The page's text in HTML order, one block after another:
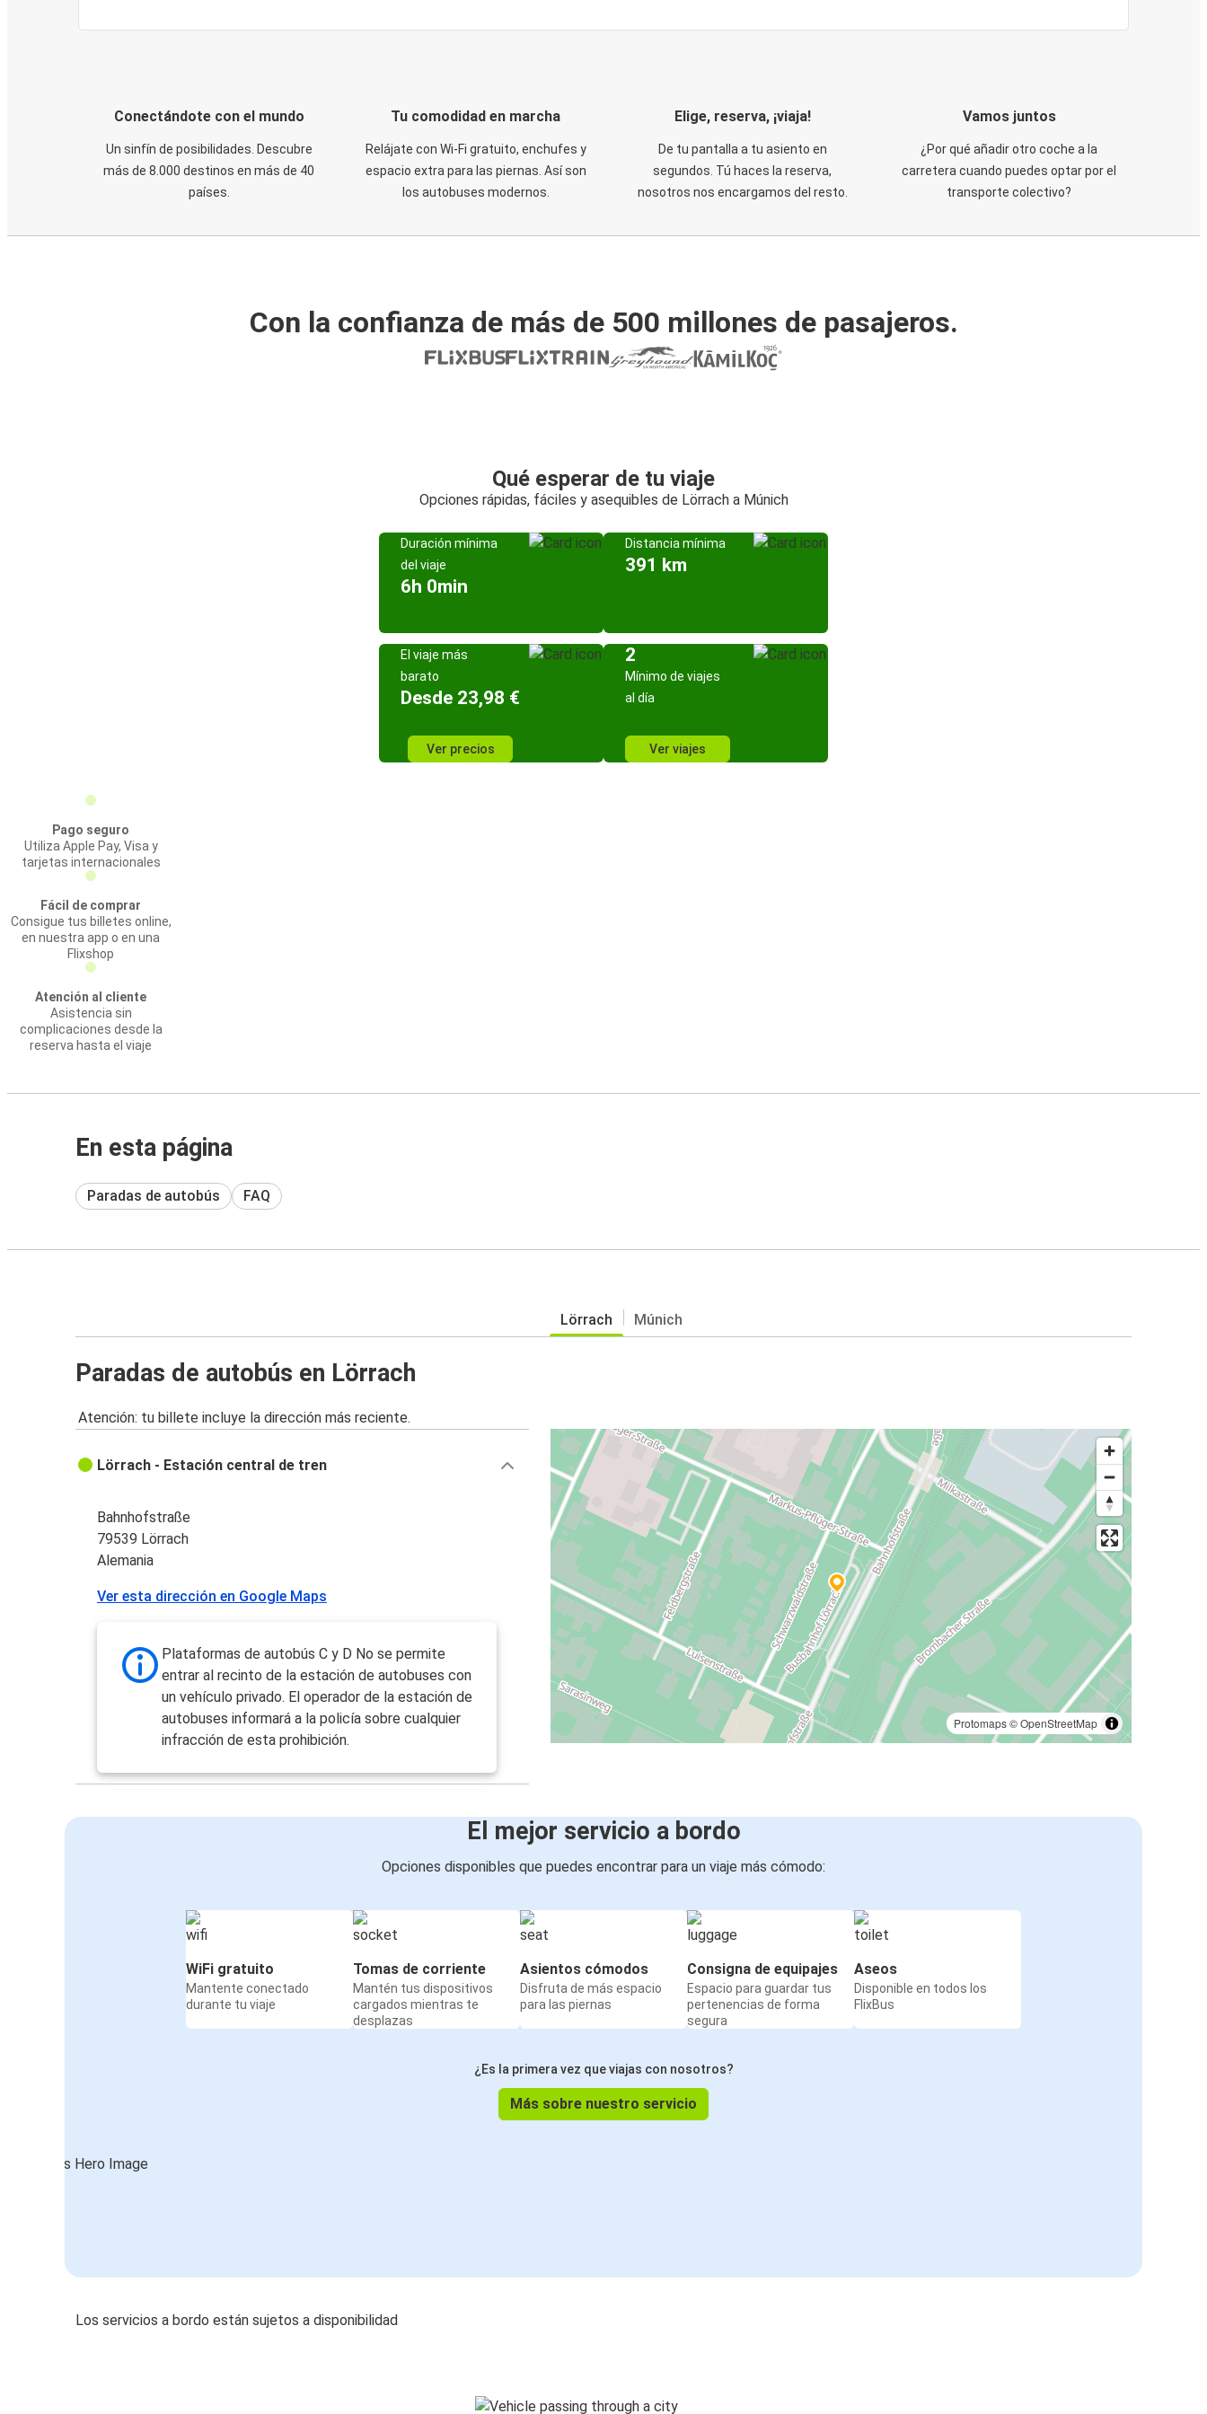
Conectándote con el mundo
Un sinfín de posibilidades. Descubre
más de 8.000 destinos en más de 40
países.
Tu comodidad en marcha
Relájate con Wi-Fi gratuito, enchufes y
espacio extra para las piernas. Así son
los autobuses modernos.
Elige, reserva, ¡viaja!
De tu pantalla a tu asiento en
segundos. Tú haces la reserva,
nosotros nos encargamos del resto.
Vamos juntos
¿Por qué añadir otro coche a la
carretera cuando puedes optar por el
transporte colectivo?
Con la confianza de más de 500 millones de pasajeros.
Qué esperar de tu viaje
Opciones rápidas, fáciles y asequibles de Lörrach a Múnich
Duración mínima
del viaje
6h 0min
Distancia mínima
391 km
El viaje más
barato
Desde 23,98 €
Ver precios
2
Mínimo de viajes
al día
Ver viajes
Pago seguro
Utiliza Apple Pay, Visa y
tarjetas internacionales
Fácil de comprar
Consigue tus billetes online,
en nuestra app o en una
Flixshop
Atención al cliente
Asistencia sin
complicaciones desde la
reserva hasta el viaje
En esta página
Paradas de autobús FAQ
Lörrach Múnich
Paradas de autobús en Lörrach
Atención: tu billete incluye la dirección más reciente.
Protomaps©OpenStreetMap
Lörrach - Estación central de tren
Bahnhofstraße
79539 Lörrach
Alemania
Ver esta dirección en Google Maps
Plataformas de autobús C y D No se permite
entrar al recinto de la estación de autobuses con
un vehículo privado. El operador de la estación de
autobuses informará a la policía sobre cualquier
infracción de esta prohibición.
El mejor servicio a bordo
Opciones disponibles que puedes encontrar para un viaje más cómodo:
WiFi gratuito
Mantente conectado
durante tu viaje
Tomas de corriente
Mantén tus dispositivos
cargados mientras te
desplazas
Asientos cómodos
Disfruta de más espacio
para las piernas
Consigna de equipajes
Espacio para guardar tus
pertenencias de forma
segura
Aseos
Disponible en todos los
FlixBus
¿Es la primera vez que viajas con nosotros?
Más sobre nuestro servicio
Los servicios a bordo están sujetos a disponibilidad